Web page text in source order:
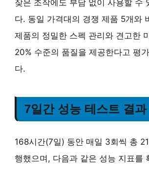
잦은 조작에도 부담 없이 사용할 수
다. 동일 가격대의 경쟁 제품 5개와
제품의 정밀한 스펙 관리와 견고한
20% 수준의 품질을 제공한다고 평
다.
7일간 성능 테스트 결과
168시간(7일) 동안 매일 3회씩 총
행했으며, 다음과 같은 성능 지표를